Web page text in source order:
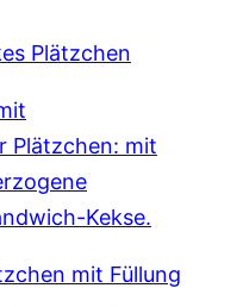
Plätzchen
mit Füllung